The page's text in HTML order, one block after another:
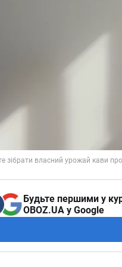
Будьте першими у
OBOZ.UA у Google